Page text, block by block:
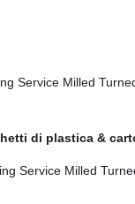
di plastica &